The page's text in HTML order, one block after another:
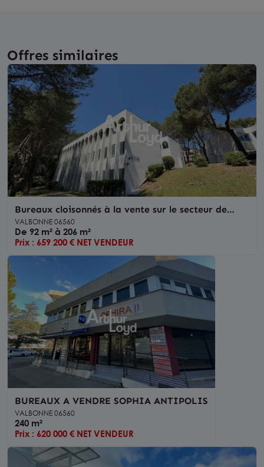
Offres similaires
Bureaux cloisonnés à la vente sur le secteur de
Sophia Antipolis
VALBONNE 06560
De 92 m² à 206 m²
Prix : 659 200 € NET VENDEUR
BUREAUX A VENDRE SOPHIA ANTIPOLIS
VALBONNE 06560
240 m²
Prix : 620 000 € NET VENDEUR